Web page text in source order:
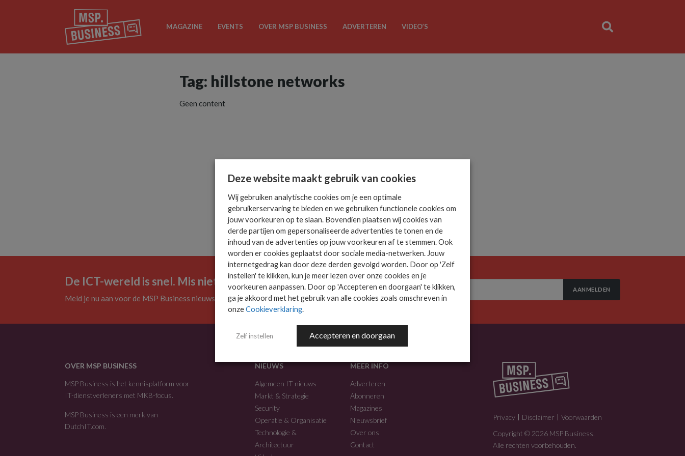
MAGAZINE EVENTS OVER MSP BUSINESS ADVERTEREN VIDEO’S
Tag: hillstone networks
Geen content
De ICT-wereld is snel. Mis niets.
Meld je nu aan voor de MSP Business nieuwsbrief.
AANMELDEN
OVER MSP BUSINESS
MSP Business is het kennisplatform voor
IT-dienstverleners met MKB-focus.
MSP Business is een merk van
DutchIT.com
NIEUWS
Algemeen IT nieuws
Markt & Strategie
Security
Operatie & Organisatie
Technologie &
Architectuur
MEER INFO
Adverteren
Abonneren
Magazines
Nieuwsbrief
Over ons
Contact
Privacy Disclaimer
Voorwaarden
Copyright © 2026 MSP Business.
Alle rechten voorbehouden.
Deze website maakt gebruik van cookies
Wij gebruiken analytische cookies om je een optimale
gebruikerservaring te bieden en we gebruiken functionele cookies om
jouw voorkeuren op te slaan. Bovendien plaatsen wij cookies van
derde partijen om gepersonaliseerde advertenties te tonen en de
inhoud van de advertenties op jouw voorkeuren af te stemmen. Ook
worden er cookies geplaatst door sociale media-netwerken. Jouw
internetgedrag kan door deze derden gevolgd worden. Door op 'Zelf
instellen' te klikken, kun je meer lezen over onze cookies en je
voorkeuren aanpassen. Door op 'Accepteren en doorgaan' te klikken,
ga je akkoord met het gebruik van alle cookies zoals omschreven in
onzeCookieverklaring.
Zelf instellen Accepteren en doorgaan